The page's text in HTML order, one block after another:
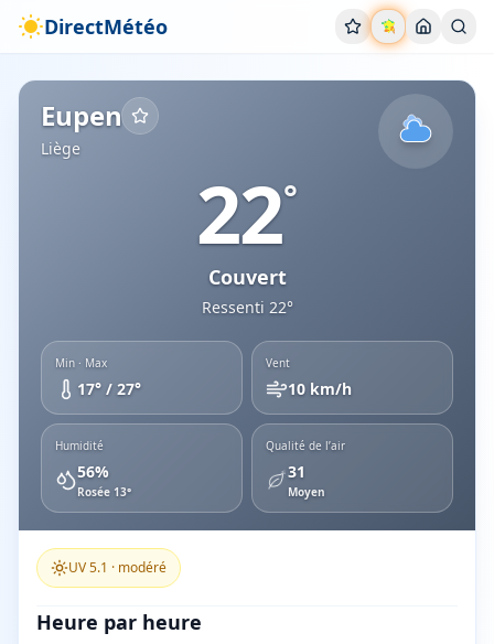
DirectMétéo
Liège
Conditions actuelles
Eupen
Liège
22°
Couvert
Ressenti 22°
Min · Max
17° / 27°
Vent
10 km/h
Humidité
56%
Rosée 13°
Qualité de l’air
31
Moyen
UV5.1 · modéré
Heure par heure